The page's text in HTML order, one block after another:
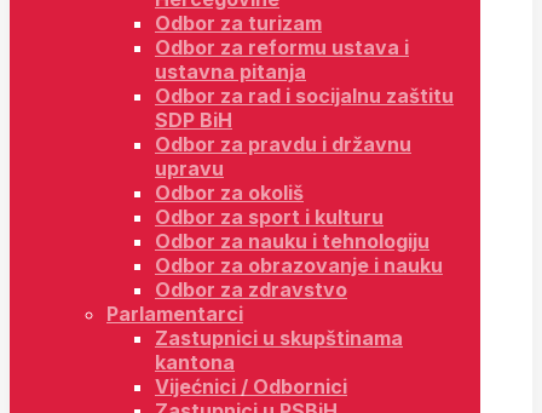
Odbor za turizam
Odbor za reformu ustava i
ustavna pitanja
Odbor za rad i socijalnu zaštitu
SDP BiH
Odbor za pravdu i državnu
upravu
Odbor za okoliš
Odbor za sport i kulturu
Odbor za nauku i tehnologiju
Odbor za obrazovanje i nauku
Odbor za zdravstvo
Parlamentarci
Zastupnici u skupštinama
kantona
Vijećnici / Odbornici